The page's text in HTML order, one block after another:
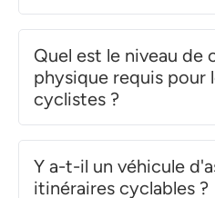
Quel est le niveau de
physique requis pour
cyclistes ?
Y a-t-il un véhicule
itinéraires cyclables ?